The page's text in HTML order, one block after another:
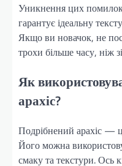
Уникнення цих
гарантує ідеальну
Якщо ви новачок, не
трохи більше часу, ніж
Як
арахіс?
Подрібнений арахіс —
Його можна
смаку та текстури. Ось